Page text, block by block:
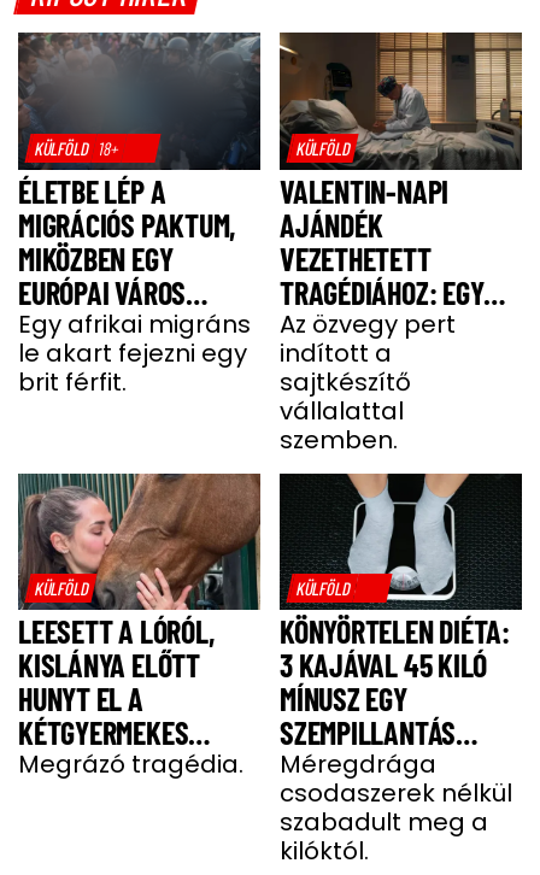
KÜLFÖLD 18+
ÉLETBE LÉP A
MIGRÁCIÓS PAKTUM,
MIKÖZBEN EGY
EURÓPAI VÁROS
LÁNGOKBAN ÁLL A
MIGRÁNSERŐSZAK
MIATT
Egy afrikai migráns
le akart fejezni egy
brit férfit.
KÜLFÖLD
VALENTIN-NAPI
AJÁNDÉK
VEZETHETETT
TRAGÉDIÁHOZ: EGY
SAJT MIATT HALT MEG
A FÉRJ
Az özvegy pert
indított a
sajtkészítő
vállalattal
szemben.
KÜLFÖLD
LEESETT A LÓRÓL,
KISLÁNYA ELŐTT
HUNYT EL A
KÉTGYERMEKES
DONATELLA
Megrázó tragédia.
KÜLFÖLD
KÖNYÖRTELEN DIÉTA:
3 KAJÁVAL 45 KILÓ
MÍNUSZ EGY
SZEMPILLANTÁS
ALATT
Méregdrága
csodaszerek nélkül
szabadult meg a
kilóktól.